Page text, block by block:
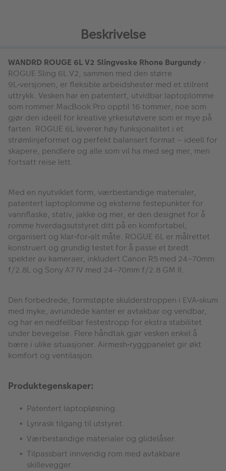
Beskrivelse
WANDRD ROUGE 6L V2 Slingveske Rhone Burgundy -
ROGUE Sling 6L V2, sammen med den større
9L‑versjonen, er fleksible arbeidshester med et stilrent
uttrykk. Vesken har en patentert, utvidbar laptoplomme
som rommer MacBook Pro opptil 16 tommer, noe som
gjør den ideell for kreative yrkesutøvere som er mye på
farten. ROGUE 6L leverer høy funksjonalitet i et
strømlinjeformet og perfekt balansert format – ideell for
skapere, pendlere og alle som vil ha med seg mer, men
fortsatt reise lett.
Med en nyutviklet form, værbestandige materialer,
patentert laptoplomme og eksterne festepunkter for
vannflaske, stativ, jakke og mer, er den designet for å
romme hverdagsutstyret ditt på en komfortabel,
organisert og klar‑for‑alt måte. ROGUE 6L er målrettet
konstruert og grundig testet for å passe et bredt
spekter av kameraer, inkludert Canon R5 med 24–70mm
f/2.8L og Sony A7 IV med 24–70mm f/2.8 GM II.
Den forbedrede, formstøpte skulderstroppen i EVA‑skum
med myke, avrundede kanter er avtakbar og vendbar,
og har en nedfellbar festestropp for ekstra stabilitet
under bevegelse. Flere håndtak gjør vesken enkel å
bære i ulike situasjoner. Airmesh‑ryggpanelet gir økt
komfort og ventilasjon.
Produktegenskaper:
Patentert laptopløsning.
Lynrask tilgang til utstyret.
Værbestandige materialer og glidelåser.
Tilpassbart innvendig rom med avtakbare
skillevegger.